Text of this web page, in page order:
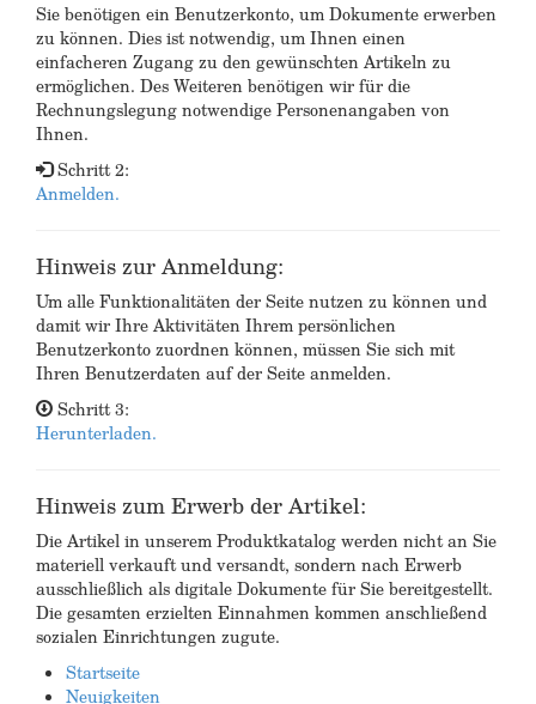
Sie benötigen ein Benutzerkonto, um Dokumente erwerben
zu können. Dies ist notwendig, um Ihnen einen
einfacheren Zugang zu den gewünschten Artikeln zu
ermöglichen. Des Weiteren benötigen wir für die
Rechnungslegung notwendige Personenangaben von
Ihnen.
Schritt 2:
Anmelden.
Hinweis zur Anmeldung:
Um alle Funktionalitäten der Seite nutzen zu können und
damit wir Ihre Aktivitäten Ihrem persönlichen
Benutzerkonto zuordnen können, müssen Sie sich mit
Ihren Benutzerdaten auf der Seite anmelden.
Schritt 3:
Herunterladen.
Hinweis zum Erwerb der Artikel:
Die Artikel in unserem Produktkatalog werden nicht an Sie
materiell verkauft und versandt, sondern nach Erwerb
ausschließlich als digitale Dokumente für Sie bereitgestellt.
Die gesamten erzielten Einnahmen kommen anschließend
sozialen Einrichtungen zugute.
Startseite
Neuigkeiten